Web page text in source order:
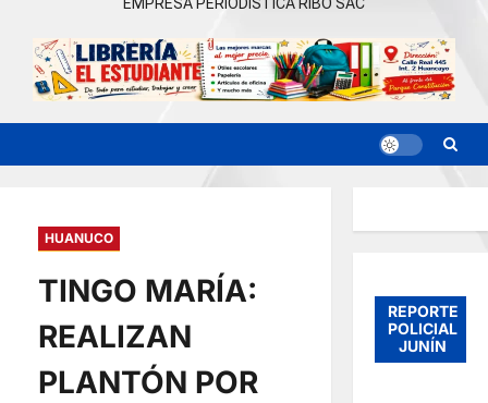
EMPRESA PERIODISTICA RIBO SAC
HUANUCO
TINGO MARÍA:
REALIZAN
PLANTÓN POR
REPORTE
POLICIAL
JUNÍN